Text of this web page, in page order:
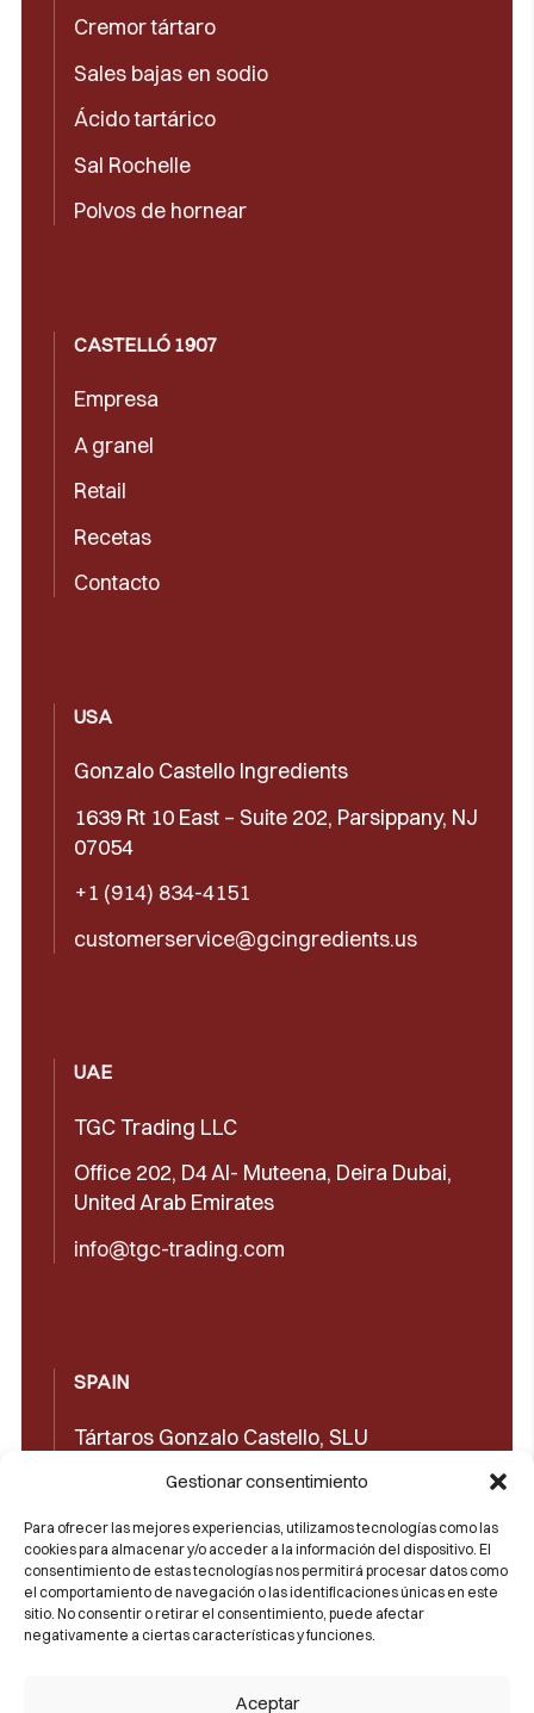
Gestionar consentimiento
Para ofrecer las mejores experiencias, utilizamos tecnologías como las
cookies para almacenar y/o acceder a la información del dispositivo. El
consentimiento de estas tecnologías nos permitirá procesar datos como
el comportamiento de navegación o las identificaciones únicas en este
sitio. No consentir o retirar el consentimiento, puede afectar
negativamente a ciertas características y funciones.
Aceptar
Cremor tártaro
Sales bajas en sodio
Ácido tartárico
Sal Rochelle
Polvos de hornear
CASTELLÓ 1907
Empresa
A granel
Retail
Recetas
Contacto
USA
Gonzalo Castello Ingredients
1639 Rt 10 East – Suite 202, Parsippany, NJ
07054
+1 (914) 834-4151
customerservice@gcingredients.us
UAE
TGC Trading LLC
Office 202, D4 Al- Muteena, Deira Dubai,
United Arab Emirates
info@tgc-trading.com
SPAIN
Tártaros Gonzalo Castello, SLU
Concepción Arenal, 32 03660 Novelda
+34965602489
+34965606350
sales@castello1907.com